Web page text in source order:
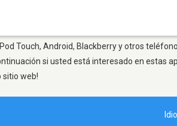
Touch, Android, Blackberry y otros
si usted está interesado en estas
sitio web!